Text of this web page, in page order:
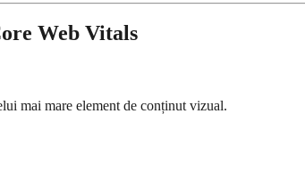
Web Vitals
mai mare element de conținut vizual.